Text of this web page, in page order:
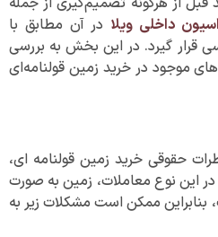
داخلی ویلادر آن مطابق با
قرار گیرد. در این بخش به بررسی
موجود در خرید زمین قولنامه‌ای
حقوقی خرید زمین قولنامه‌ ای،
این نوع معاملات، زمین به صورت
ممکن است مشکلات زیر به